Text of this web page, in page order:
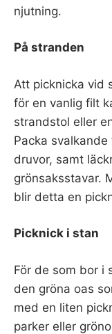
njutning.
På stranden
Att picknicka vid
för en vanlig filt
strandstol eller
Packa
druvor, samt
grönsaksstavar.
blir detta en
Picknick i stan
För de som bor i
den gröna oas
med en liten
parker eller